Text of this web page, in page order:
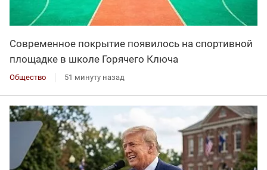
Современное покрытие появилось на спортивной
площадке в школе Горячего Ключа
Общество 51 минуту назад